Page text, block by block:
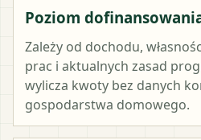
Poziom
Zależy od dochodu,
prac i aktualnych zasad
wylicza kwoty bez danych
gospodarstwa domowego.